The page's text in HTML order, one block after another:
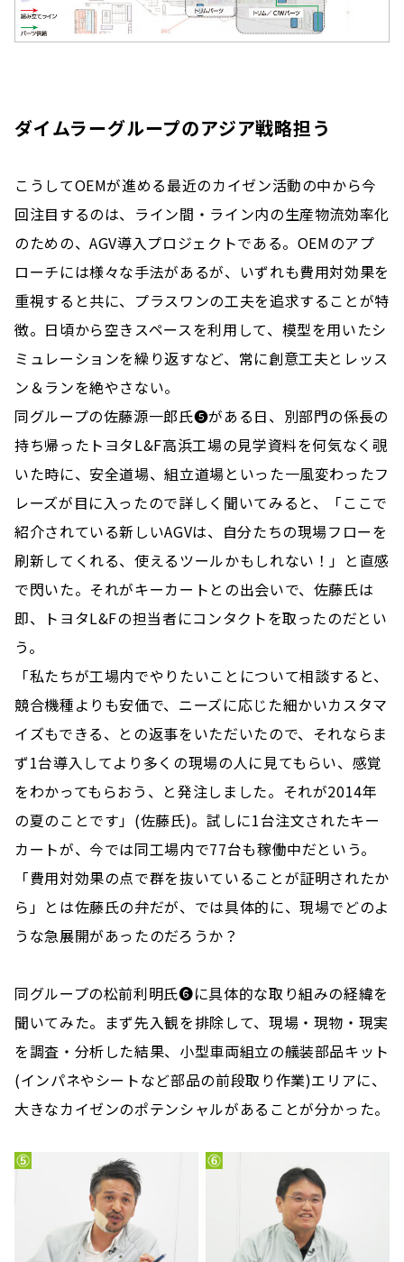
ダイムラーグループのアジア戦略担う
こうしてOEMが進める最近のカイゼン活動の中から今
回注目するのは、ライン間・ライン内の生産物流効率化
のための、AGV導入プロジェクトである。OEMのアプ
ローチには様々な手法があるが、いずれも費用対効果を
重視すると共に、プラスワンの工夫を追求することが特
徴。日頃から空きスペースを利用して、模型を用いたシ
ミュレーションを繰り返すなど、常に創意工夫とレッス
ン＆ランを絶やさない。
同グループの佐藤源一郎氏❺がある日、別部門の係長の
持ち帰ったトヨタL&F高浜工場の見学資料を何気なく覗
いた時に、安全道場、組立道場といった一風変わったフ
レーズが目に入ったので詳しく聞いてみると、「ここで
紹介されている新しいAGVは、自分たちの現場フローを
刷新してくれる、使えるツールかもしれない！」と直感
で閃いた。それがキーカートとの出会いで、佐藤氏は
即、トヨタL&Fの担当者にコンタクトを取ったのだとい
う。
「私たちが工場内でやりたいことについて相談すると、
競合機種よりも安価で、ニーズに応じた細かいカスタマ
イズもできる、との返事をいただいたので、それならま
ず1台導入してより多くの現場の人に見てもらい、感覚
をわかってもらおう、と発注しました。それが2014年
の夏のことです」(佐藤氏)。試しに1台注文されたキー
カートが、今では同工場内で77台も稼働中だという。
「費用対効果の点で群を抜いていることが証明されたか
ら」とは佐藤氏の弁だが、では具体的に、現場でどのよ
うな急展開があったのだろうか？
同グループの松前利明氏❻に具体的な取り組みの経緯を
聞いてみた。まず先入観を排除して、現場・現物・現実
を調査・分析した結果、小型車両組立の艤装部品キット
(インパネやシートなど部品の前段取り作業)エリアに、
大きなカイゼンのポテンシャルがあることが分かった。